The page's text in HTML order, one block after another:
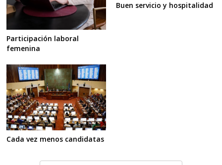
Participación laboral
femenina
Buen servicio y hospitalidad
Cada vez menos candidatas